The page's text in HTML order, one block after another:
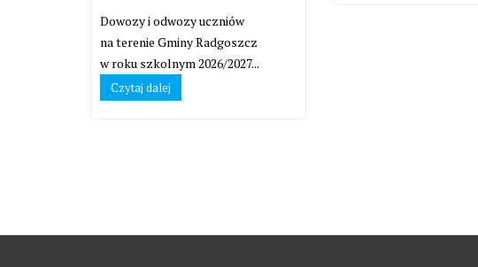
Dowozy i odwozy uczniów
na terenie Gminy Radgoszcz
w roku szkolnym 2026/2027...
Czytaj dalej